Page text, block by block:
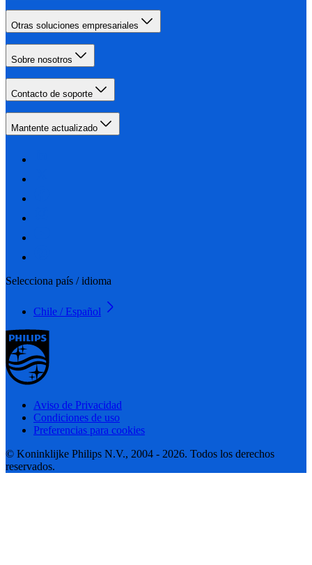
Otras soluciones empresariales
Sobre nosotros
Contacto de soporte
Mantente actualizado
Selecciona país / idioma
Chile / Español
Aviso de Privacidad
Condiciones de uso
Preferencias para cookies
© Koninklijke Philips N.V., 2004 - 2026. Todos los derechos
reservados.